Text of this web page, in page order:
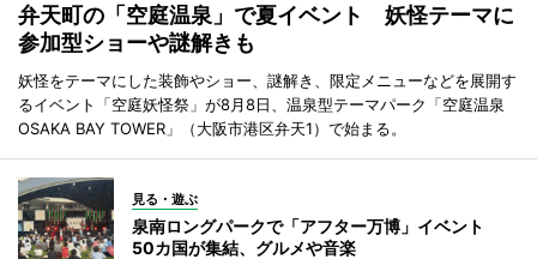
弁天町の「空庭温泉」で夏イベント 妖怪テーマに
参加型ショーや謎解きも
妖怪をテーマにした装飾やショー、謎解き、限定メニューなどを展開す
るイベント「空庭妖怪祭」が8月8日、温泉型テーマパーク「空庭温泉
OSAKA BAY TOWER」（大阪市港区弁天1）で始まる。
見る・遊ぶ
泉南ロングパークで「アフター万博」イベント
50カ国が集結、グルメや音楽